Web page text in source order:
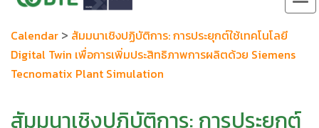
Calendar > สัมมนาเชิงปฏิบัติการ: การประยุกต์ใช้เทคโนโลยี
Digital Twin เพื่อการเพิ่มประสิทธิภาพการผลิตด้วย Siemens
Tecnomatix Plant Simulation
สัมมนาเชิงปฏิบัติการ: การประยุกต์